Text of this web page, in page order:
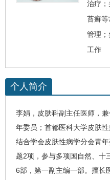
治疗
苔癣
管理
工作
个人简介
李娟 ，皮肤科副主任医师，
年委员；首都医科大学皮肤
结合学会皮肤性病学分会青
题2项，参与多项国自然、十
6部，第一副主编一部。擅长